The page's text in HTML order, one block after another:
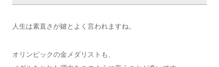
人生は素直さが鍵とよく言われますね。
オリンピックの金メダリストも、